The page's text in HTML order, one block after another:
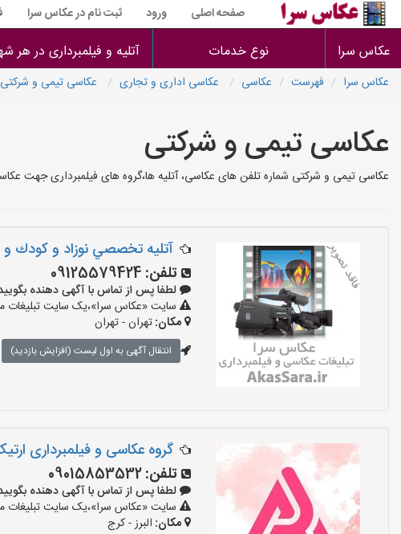
صفحه اصلی ورود ثبت نام در عکاس سرا
عکاس سرا نوع خدمات آتلیه و فیلمبرداری در هر
عکاس سرا فهرست عکاسی عکاسی اداری و تجاری عکاسی تیمی و شرکتی
عکاسی تیمی و شرکتی
عکاسی تیمی و شرکتی شماره تلفن های عکاسی، آتلیه ها،گروه های فیلمبرداری جهت
آتليه تخصصي نوزاد و كودك و
تلفن: 09125579424
لطفا پس از تماس با آگهی دهنده بگویید:
سایت «عکاس سرا»،یک سایت تبلیغات
مکان:تهران - تهران
انتقال آگهی به اول لیست (افزایش بازدید)
گروه عکاسی و فیلمبرداری
تلفن:09015853532
لطفا پس از تماس با آگهی دهنده بگویید:
سایت «عکاس سرا»،یک سایت تبلیغات
مکان: البرز - کرج